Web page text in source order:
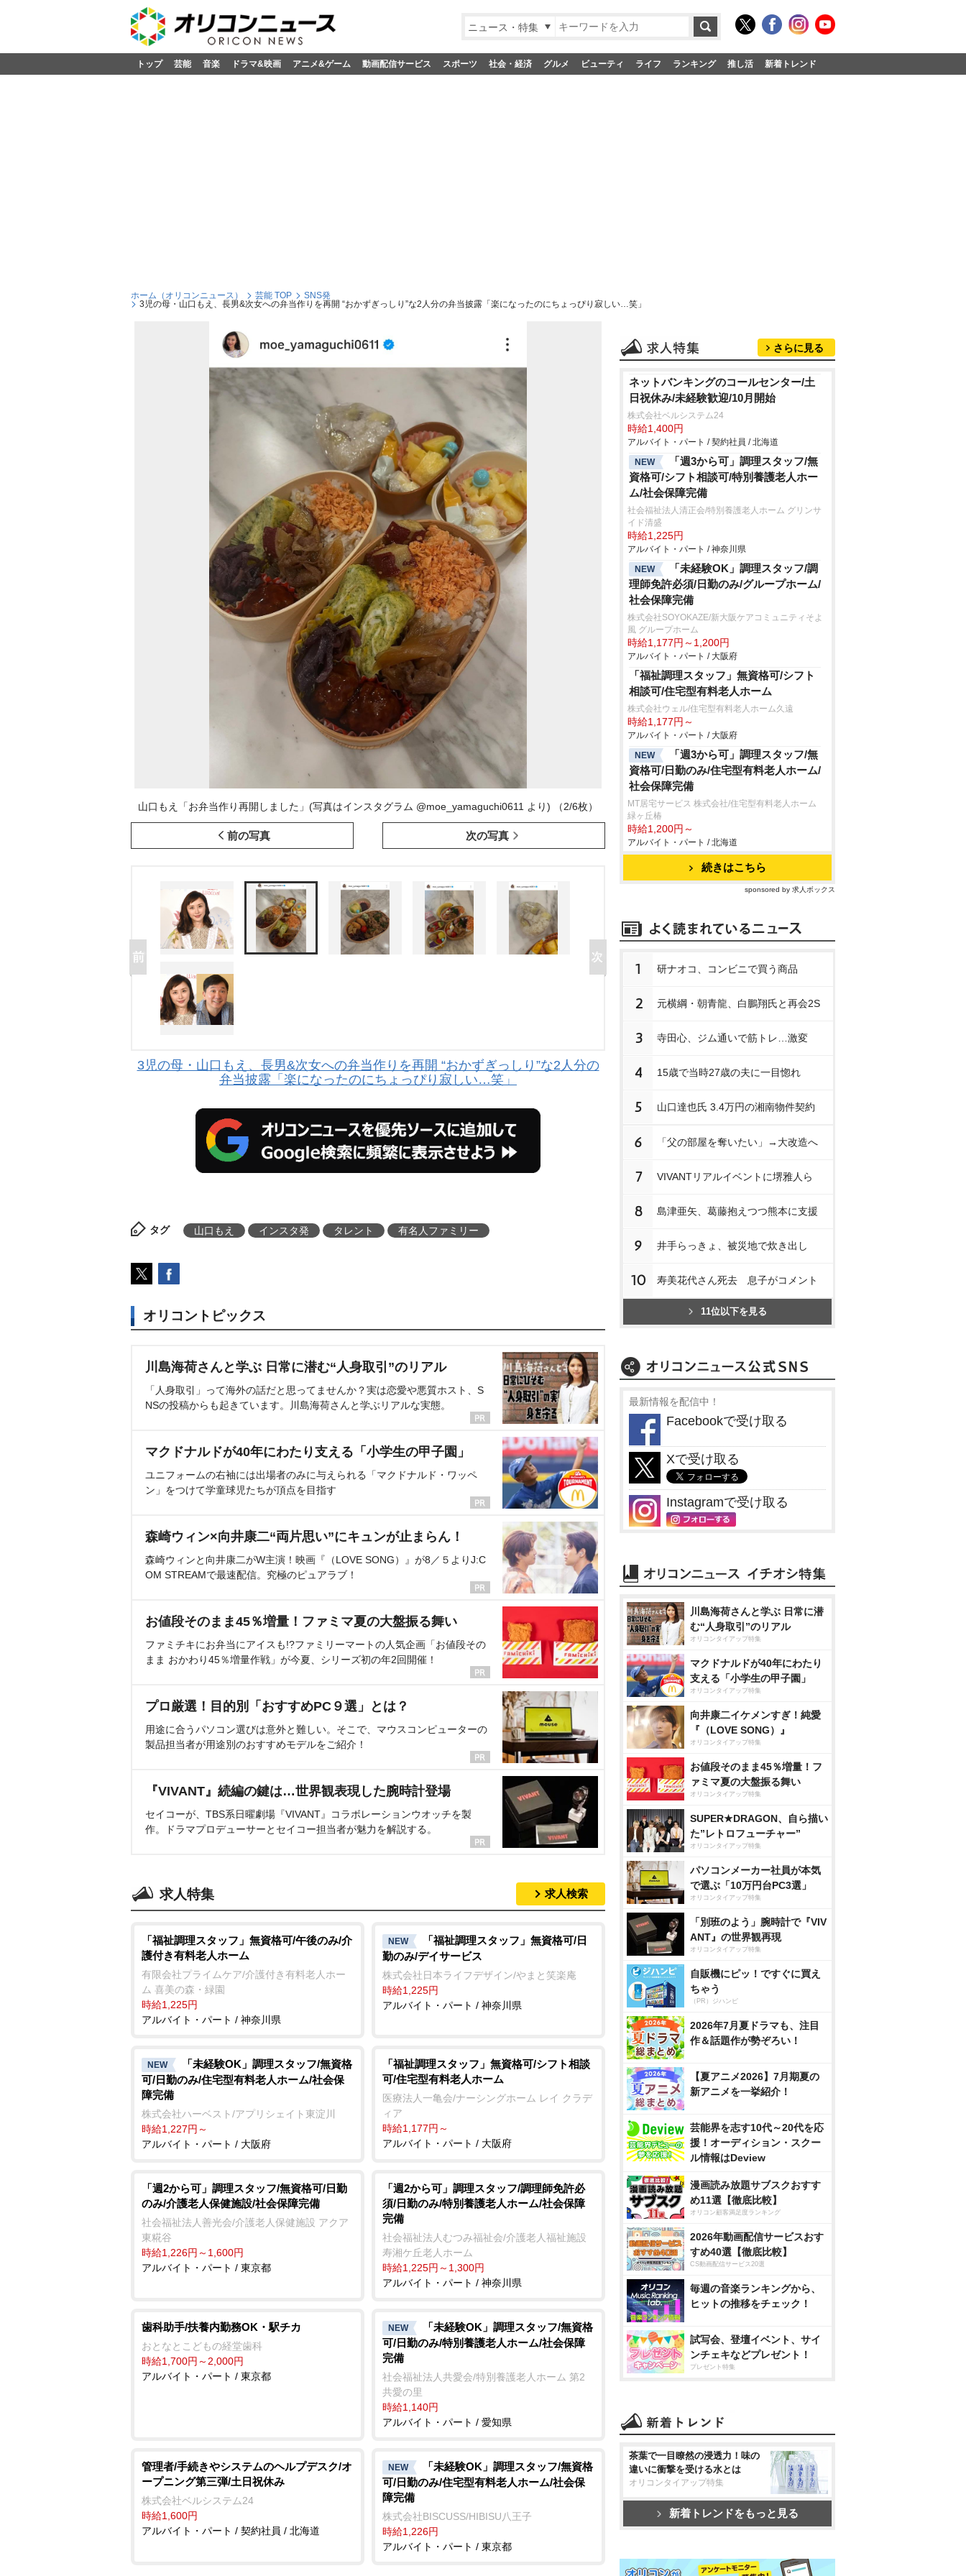
ニュース・特集
トップ 芸能 音楽 ドラマ&映画 アニメ&ゲーム 動画配信サービス スポーツ 社会・経済 グルメ ビューティ ライフ ランキング 推し活 新着トレンド
ホーム（オリコンニュース） 芸能 TOP
SNS発
3児の母・山口もえ、長男&次女への弁当作りを再開 “おかずぎっしり”な2人分の弁当披露「楽になったのにちょっぴり寂しい…笑」
山口もえ「お弁当作り再開しました」(写真はインスタグラム @moe_yamaguchi0611 より) （2/6枚）
前の写真 次の写真
3児の母・山口もえ、長男&次女への弁当作りを再開 “おかずぎっしり”な2人分の
弁当披露「楽になったのにちょっぴり寂しい…笑」
タグ 山口もえ インスタ発 タレント 有名人ファミリー
オリコントピックス
川島海荷さんと学ぶ 日常に潜む“人身取引”のリアル
「人身取引」って海外の話だと思ってませんか？実は恋愛や悪質ホスト、S
NSの投稿からも起きています。川島海荷さんと学ぶリアルな実態。
マクドナルドが40年にわたり支える「小学生の甲子園」
ユニフォームの右袖には出場者のみに与えられる「マクドナルド・ワッペ
ン」をつけて学童球児たちが頂点を目指す
森崎ウィン×向井康二“両片思い”にキュンが止まらん！
森崎ウィンと向井康二がW主演！映画『（LOVE SONG）』が8／５よりJ:C
OM STREAMで最速配信。究極のピュアラブ！
お値段そのまま45％増量！ファミマ夏の大盤振る舞い
ファミチキにお弁当にアイスも!?ファミリーマートの人気企画「お値段その
まま おかわり45％増量作戦」が今夏、シリーズ初の年2回開催！
プロ厳選！目的別「おすすめPC９選」とは？
用途に合うパソコン選びは意外と難しい。そこで、マウスコンピューターの
製品担当者が用途別のおすすめモデルをご紹介！
『VIVANT』続編の鍵は…世界観表現した腕時計登場
セイコーが、TBS系日曜劇場『VIVANT』コラボレーションウオッチを製
作。ドラマプロデューサーとセイコー担当者が魅力を解説する。
求人特集 求人検索
「福祉調理スタッフ」無資格可/午後のみ/介
護付き有料老人ホーム
有限会社プライムケア/介護付き有料老人ホー
ム 喜美の森・緑園
時給1,225円
アルバイト・パート / 神奈川県
NEW
「福祉調理スタッフ」無資格可/日
勤のみ/デイサービス
株式会社日本ライフデザイン/やまと笑楽庵
時給1,225円
アルバイト・パート / 神奈川県
NEW
「未経験OK」調理スタッフ/無資格
可/日勤のみ/住宅型有料老人ホーム/社会保
障完備
株式会社ハーベスト/アプリシェイト東淀川
時給1,227円～
アルバイト・パート / 大阪府
「福祉調理スタッフ」無資格可/シフト相談
可/住宅型有料老人ホーム
医療法人一亀会/ナーシングホーム レイ クラデ
ィア
時給1,177円～
アルバイト・パート / 大阪府
「週2から可」調理スタッフ/無資格可/日勤
のみ/介護老人保健施設/社会保障完備
社会福祉法人善光会/介護老人保健施設 アクア
東糀谷
時給1,226円～1,600円
アルバイト・パート / 東京都
「週2から可」調理スタッフ/調理師免許必
須/日勤のみ/特別養護老人ホーム/社会保障
完備
社会福祉法人むつみ福祉会/介護老人福祉施設
寿湘ケ丘老人ホーム
時給1,225円～1,300円
アルバイト・パート / 神奈川県
歯科助手/扶養内勤務OK・駅チカ
おとなとこどもの経堂歯科
時給1,700円～2,000円
アルバイト・パート / 東京都
NEW
「未経験OK」調理スタッフ/無資格
可/日勤のみ/特別養護老人ホーム/社会保障
完備
社会福祉法人共愛会/特別養護老人ホーム 第2
共愛の里
時給1,140円
アルバイト・パート / 愛知県
管理者/手続きやシステムのヘルプデスク/オ
ープニング第三弾/土日祝休み
株式会社ベルシステム24
時給1,600円
アルバイト・パート / 契約社員 / 北海道
NEW
「未経験OK」調理スタッフ/無資格
可/日勤のみ/住宅型有料老人ホーム/社会保
障完備
株式会社BISCUSS/HIBISU八王子
時給1,226円
アルバイト・パート / 東京都
さらに見る
ネットバンキングのコールセンター/土
日祝休み/未経験歓迎/10月開始
株式会社ベルシステム24
時給1,400円
アルバイト・パート / 契約社員 / 北海道
NEW
「週3から可」調理スタッフ/無
資格可/シフト相談可/特別養護老人ホー
ム/社会保障完備
社会福祉法人清正会/特別養護老人ホーム グリンサ
イド清盛
時給1,225円
アルバイト・パート / 神奈川県
NEW
「未経験OK」調理スタッフ/調
理師免許必須/日勤のみ/グループホーム/
社会保障完備
株式会社SOYOKAZE/新大阪ケアコミュニティそよ
風 グループホーム
時給1,177円～1,200円
アルバイト・パート / 大阪府
「福祉調理スタッフ」無資格可/シフト
相談可/住宅型有料老人ホーム
株式会社ウェル/住宅型有料老人ホーム久遠
時給1,177円～
アルバイト・パート / 大阪府
NEW
「週3から可」調理スタッフ/無
資格可/日勤のみ/住宅型有料老人ホーム/
社会保障完備
MT居宅サービス 株式会社/住宅型有料老人ホーム
緑ヶ丘椿
時給1,200円～
アルバイト・パート / 北海道
続きはこちら
sponsored by 求人ボックス
1 研ナオコ、コンビニで買う商品
2 元横綱・朝青龍、白鵬翔氏と再会2S
3 寺田心、ジム通いで筋トレ…激変
4 15歳で当時27歳の夫に一目惚れ
5 山口達也氏 3.4万円の湘南物件契約
6 「父の部屋を奪いたい」→大改造へ
7 VIVANTリアルイベントに堺雅人ら
8 島津亜矢、葛藤抱えつつ熊本に支援
9 井手らっきょ、被災地で炊き出し
10 寿美花代さん死去 息子がコメント
11位以下を見る
最新情報を配信中！
Facebookで受け取る
Xで受け取る
Instagramで受け取る
川島海荷さんと学ぶ 日常に潜
む“人身取引”のリアル
オリコンタイアップ特集
マクドナルドが40年にわたり
支える「小学生の甲子園」
オリコンタイアップ特集
向井康二イケメンすぎ！純愛
『（LOVE SONG）』
オリコンタイアップ特集
お値段そのまま45％増量！フ
ァミマ夏の大盤振る舞い
オリコンタイアップ特集
SUPER★DRAGON、自ら描い
た”レトロフューチャー”
オリコンタイアップ特集
パソコンメーカー社員が本気
で選ぶ「10万円台PC3選」
オリコンタイアップ特集
「別班のよう」腕時計で『VIV
ANT』の世界観再現
オリコンタイアップ特集
自販機にピッ！ですぐに買え
ちゃう
（PR）ジハンピ
2026年7月夏ドラマも、注目
作＆話題作が勢ぞろい！
【夏アニメ2026】7月期夏の
新アニメを一挙紹介！
芸能界を志す10代～20代を応
援！オーディション・スクー
ル情報はDeview
漫画読み放題サブスクおすす
め11選【徹底比較】
オリコン顧客満足度ランキング
2026年動画配信サービスおす
すめ40選【徹底比較】
CS動画配信サービス20選
毎週の音楽ランキングから、
ヒットの推移をチェック！
試写会、登壇イベント、サイ
ンチェキなどプレゼント！
プレゼント特集
茶葉で一目瞭然の浸透力！味の
違いに衝撃を受ける水とは
オリコンタイアップ特集
新着トレンドをもっと見る